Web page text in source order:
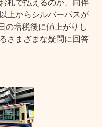
札で払えるのか、同伴
上からシルバーパスが
の増税後に値上がりし
さまざまな疑問に回答